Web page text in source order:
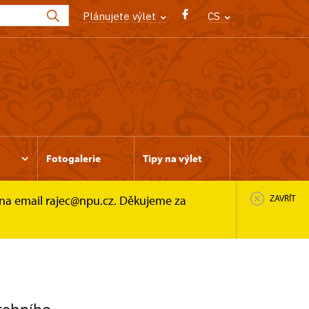
Plánujete výlet CS
Fotogalerie Tipy na výlet
email rajec@npu.cz. Děkujeme za
ZAVŘÍT